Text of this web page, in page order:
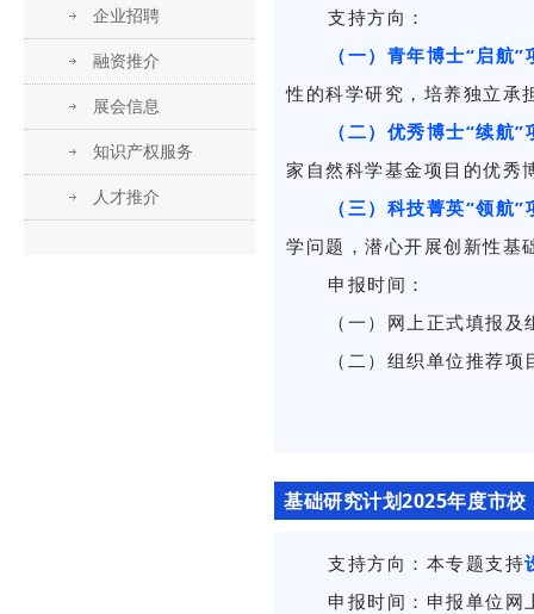
企业招聘
融资推介
展会信息
知识产权服务
人才推介
支持方向：
（一）青年博士“启航”
性的科学研究，培养独立承
（二）优秀博士“续航”
家自然科学基金项目的优秀
（三）科技菁英“领航”
学问题，潜心开展创新性基
申报时间：
（一）网上正式填报
（二）组织单位推荐
基础研究计划2025年度市
支持方向：本专题支持
申报时间：申报单位